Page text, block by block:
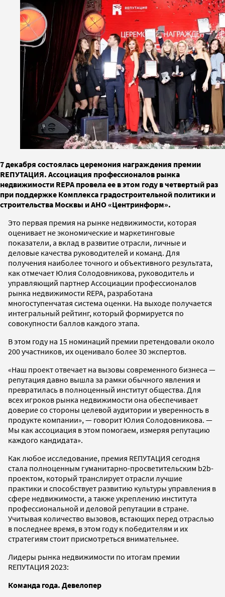
7 декабря состоялась церемония награждения премии
RЕПУТАЦИЯ. Ассоциация профессионалов рынка
недвижимости REPA провела ее в этом году в четвертый раз
при поддержке Комплекса градостроительной политики и
строительства Москвы и АНО «Центринформ».
Это первая премия на рынке недвижимости, которая
оценивает не экономические и маркетинговые
показатели, а вклад в развитие отрасли, личные и
деловые качества руководителей и команд. Для
получения наиболее точного и объективного результата,
как отмечает Юлия Солодовникова, руководитель и
управляющий партнер Ассоциации профессионалов
рынка недвижимости REPA, разработана
многоступенчатая система оценки. На выходе получается
интегральный рейтинг, который формируется по
совокупности баллов каждого этапа.
В этом году на 15 номинаций премии претендовали около
200 участников, их оценивало более 30 экспертов.
«Наш проект отвечает на вызовы современного бизнеса —
репутация давно вышла за рамки обычного явления и
превратилась в полноценный институт общества. Для
всех игроков рынка недвижимости она обеспечивает
доверие со стороны целевой аудитории и уверенность в
продукте компании», — говорит Юлия Солодовникова. —
Мы как ассоциация в этом помогаем, измеряя репутацию
каждого кандидата».
Как любое исследование, премия RЕПУТАЦИЯ сегодня
стала полноценным гуманитарно-просветительским b2b-
проектом, который транслирует отрасли лучшие
практики и способствует развитию культуры управления в
сфере недвижимости, а также укреплению института
профессиональной и деловой репутации в стране.
Учитывая количество вызовов, встающих перед отраслью
в последнее время, в этом году к победителям и их
стратегиям стоит присмотреться внимательнее.
Лидеры рынка недвижимости по итогам премии
RЕПУТАЦИЯ 2023:
Команда года. Девелопер